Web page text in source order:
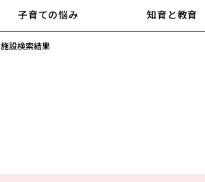
子育ての悩み 知育と教育
施設検索結果